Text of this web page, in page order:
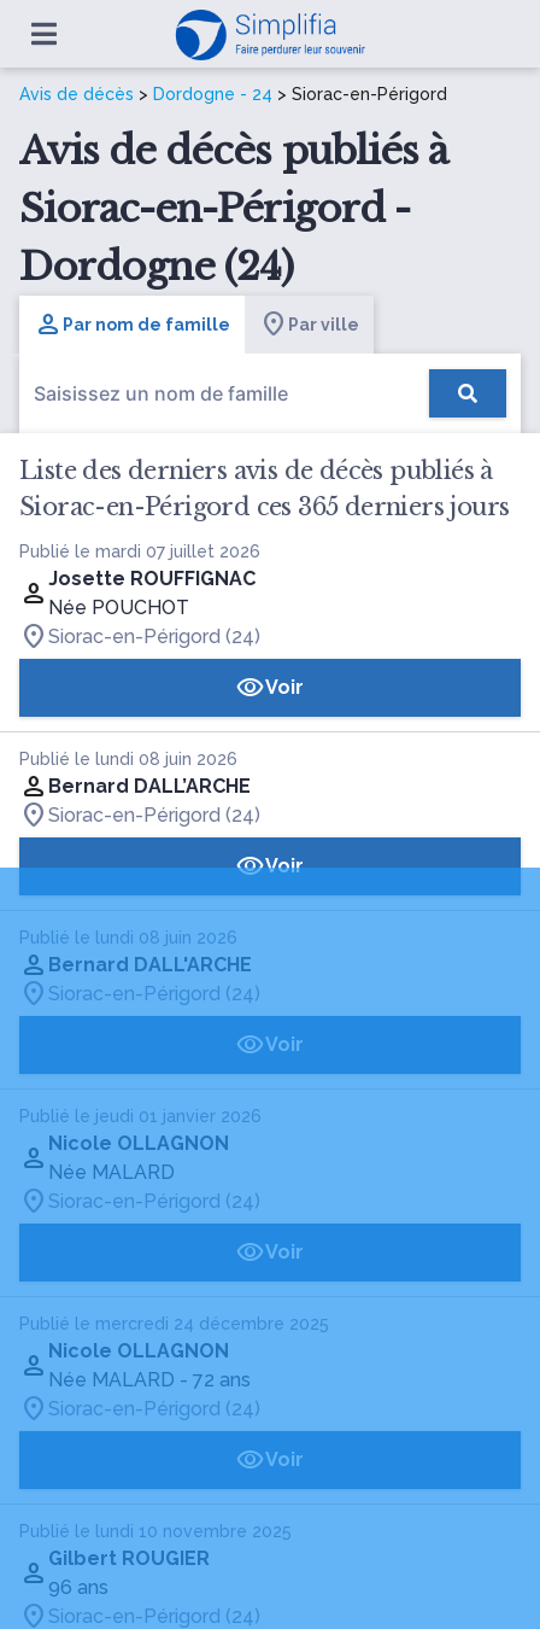
Avis de décès > Dordogne - 24 > Siorac-en-Périgord
Avis de décès publiés à
Siorac-en-Périgord -
Dordogne (24)
Par nom de famille Par ville
Liste des derniers avis de décès publiés à
Siorac-en-Périgord ces 365 derniers jours
Publié le mardi 07 juillet 2026
Josette ROUFFIGNAC
Née POUCHOT
Siorac-en-Périgord (24)
Voir
Publié le lundi 08 juin 2026
Bernard DALL’ARCHE
Siorac-en-Périgord (24)
Voir
Publié le lundi 08 juin 2026
Bernard DALL'ARCHE
Siorac-en-Périgord (24)
Voir
Publié le jeudi 01 janvier 2026
Nicole OLLAGNON
Née MALARD
Siorac-en-Périgord (24)
Voir
Publié le mercredi 24 décembre 2025
Nicole OLLAGNON
Née MALARD - 72 ans
Siorac-en-Périgord (24)
Voir
Publié le lundi 10 novembre 2025
Gilbert ROUGIER
96 ans
Siorac-en-Périgord (24)